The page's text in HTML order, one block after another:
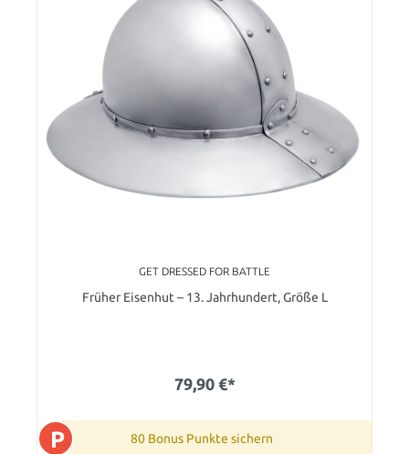
GET DRESSED FOR BATTLE
Früher Eisenhut – 13. Jahrhundert, Größe L
79,90 €*
P 80 Bonus Punkte sichern